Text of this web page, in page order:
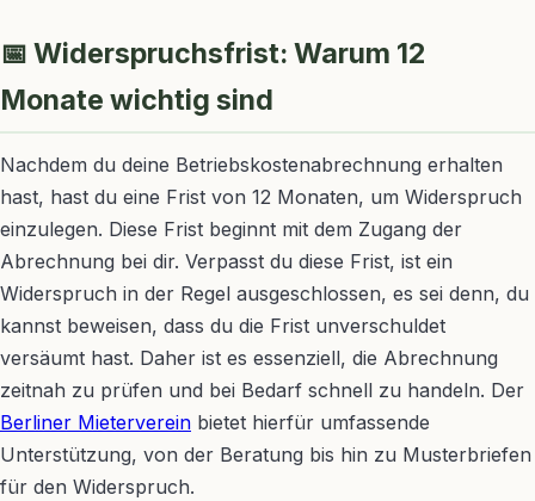
📅 Widerspruchsfrist: Warum 12
Monate wichtig sind
Nachdem du deine Betriebskostenabrechnung erhalten
hast, hast du eine Frist von 12 Monaten, um Widerspruch
einzulegen. Diese Frist beginnt mit dem Zugang der
Abrechnung bei dir. Verpasst du diese Frist, ist ein
Widerspruch in der Regel ausgeschlossen, es sei denn, du
kannst beweisen, dass du die Frist unverschuldet
versäumt hast. Daher ist es essenziell, die Abrechnung
zeitnah zu prüfen und bei Bedarf schnell zu handeln. Der
Berliner Mieterverein bietet hierfür umfassende
Unterstützung, von der Beratung bis hin zu Musterbriefen
für den Widerspruch.